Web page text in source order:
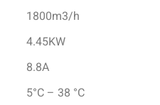
1800m3/h
4.45KW
8.8A
5°C – 38 °C